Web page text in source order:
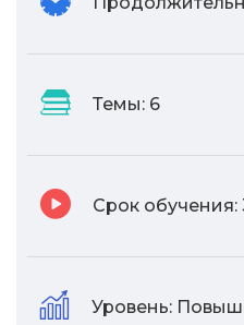
Темы: 6
Срок обучения:
Уровень: